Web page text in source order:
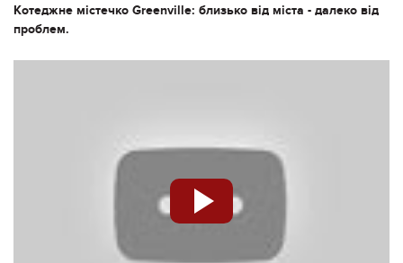
Котеджне містечко Greenville: близько від міста - далеко від
проблем.